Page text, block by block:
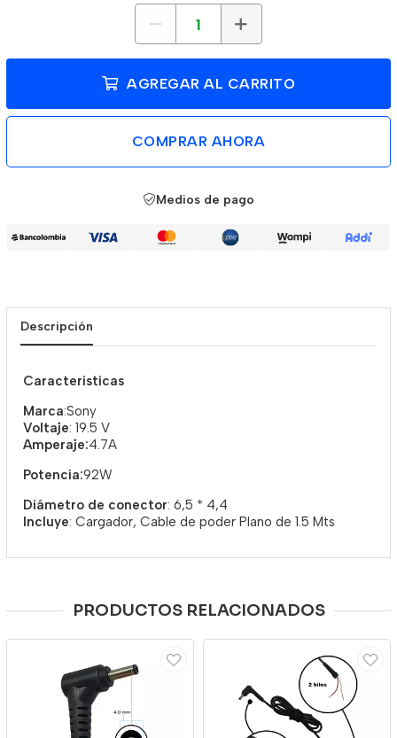
AGREGAR AL CARRITO
COMPRAR AHORA
Medios de pago
Descripción
Caracteristicas
Marca:Sony
Voltaje: 19.5 V
Amperaje:4.7A
Potencia:92W
Diámetro de conector: 6,5 * 4,4
Incluye: Cargador, Cable de poder Plano de 1.5 Mts
PRODUCTOS RELACIONADOS